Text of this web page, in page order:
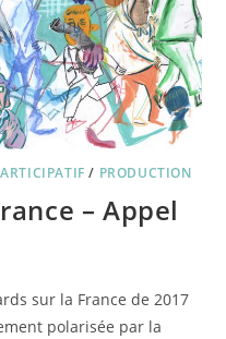
/ PRODUCTION
– Appel
sur la France de 2017
polarisée par la